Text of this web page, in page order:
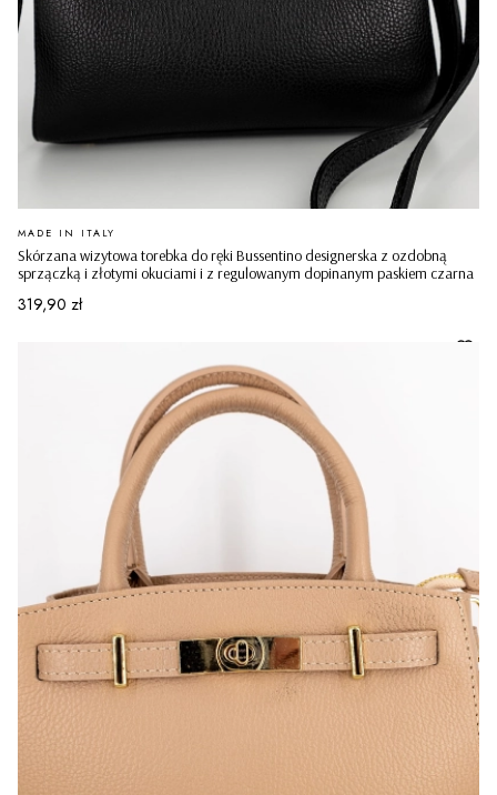
Skórzana wizytowa torebka do ręki Bussentino designerska z ozdobną
sprzączką i złotymi okuciami i z regulowanym dopinanym paskiem czarna
PRODUCENT
MADE IN ITALY
Cena
319,90 zł